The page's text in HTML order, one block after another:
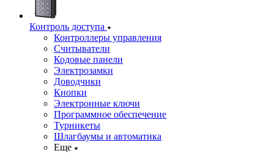
Контроль доступа
Контроллеры управления
Считыватели
Кодовые панели
Электрозамки
Доводчики
Кнопки
Электронные ключи
Программное обеспечение
Турникеты
Шлагбаумы и автоматика
Еще